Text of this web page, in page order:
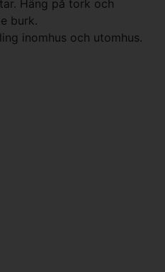
Häng på tork och
burk.
inomhus och utomhus.